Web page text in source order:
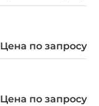
Цена по запросу
Цена по запросу